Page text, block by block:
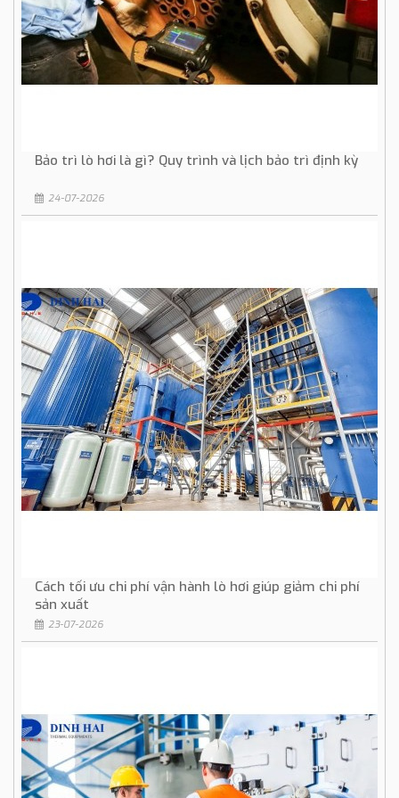
Bảo trì lò hơi là gì? Quy trình và lịch bảo trì định kỳ
24-07-2026
Cách tối ưu chi phí vận hành lò hơi giúp giảm chi phí
sản xuất
23-07-2026